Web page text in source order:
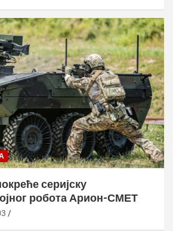
серијску
робота Арион-СМЕТ